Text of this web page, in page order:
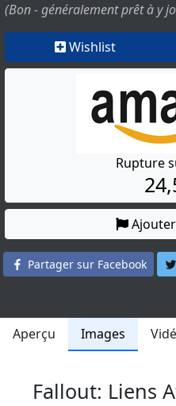
(Bon - généralement prêt à y
Wishlist
Rupture
Partager sur Facebook
Aperçu Images
Fallout: Liens